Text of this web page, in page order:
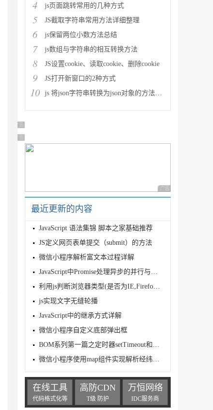
4 js页面跳转常用的几种方式
5 JS截取字符串常用方法详细整理
6 js保留两位小数方法总结
7 js数组与字符串的相互转换方法
8 JS设置cookie、读取cookie、删除cookie
9 JS打开新窗口的2种方式
10 js 将json字符串转换为json对象的方法解析
广告 商业广告，理性选择
广告 商业广告，理性选择
广告 商业广告，理性
最近更新的内容
JavaScript 语法集锦 脚本之家基础推荐
JS定义网页表单提交（submit）的方法
微信小程序解析富文本过程详解
JavaScript中Promise处理异步的并行与串行
利用js判断浏览器类型(是否为IE,Firefox,Opera浏览器)
js实现文字无缝轮播
JavaScript中的继承方式详解
微信小程序自定义底部弹出框
BOM系列第一篇之定时器setTimeout和setInterval
微信小程序使用map组件实现解析经纬度功能示例
在线工具
代码格式化等
高防CDN
T级 防护
万恒网络
IDC服务商